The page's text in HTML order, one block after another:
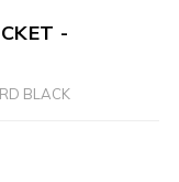
-
BLACK